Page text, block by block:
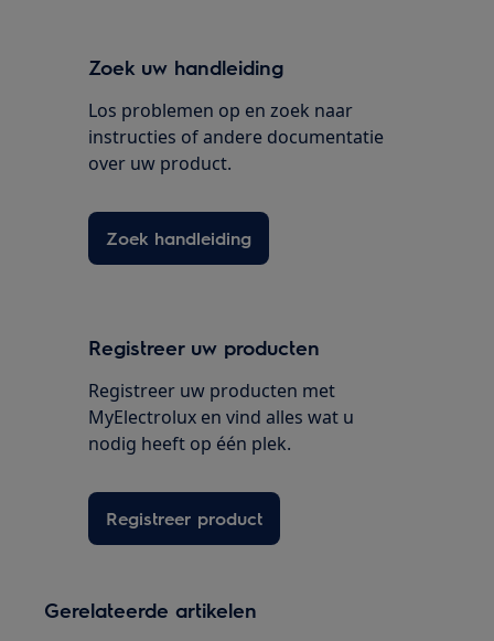
Zoek uw handleiding
Los problemen op en zoek naar
instructies of andere documentatie
over uw product.
Zoek handleiding
Registreer uw producten
Registreer uw producten met
MyElectrolux en vind alles wat u
nodig heeft op één plek.
Registreer product
Gerelateerde artikelen